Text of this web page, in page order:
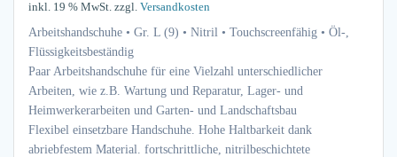
inkl. 19 % MwSt. zzgl. Versandkosten
Arbeitshandschuhe • Gr. L (9) • Nitril • Touchscreenfähig • Öl-,
Flüssigkeitsbeständig
Paar Arbeitshandschuhe für eine Vielzahl unterschiedlicher
Arbeiten, wie z.B. Wartung und Reparatur, Lager- und
Heimwerkerarbeiten und Garten- und Landschaftsbau
Flexibel einsetzbare Handschuhe. Hohe Haltbarkeit dank
abriebfestem Material. fortschrittliche, nitrilbeschichtete